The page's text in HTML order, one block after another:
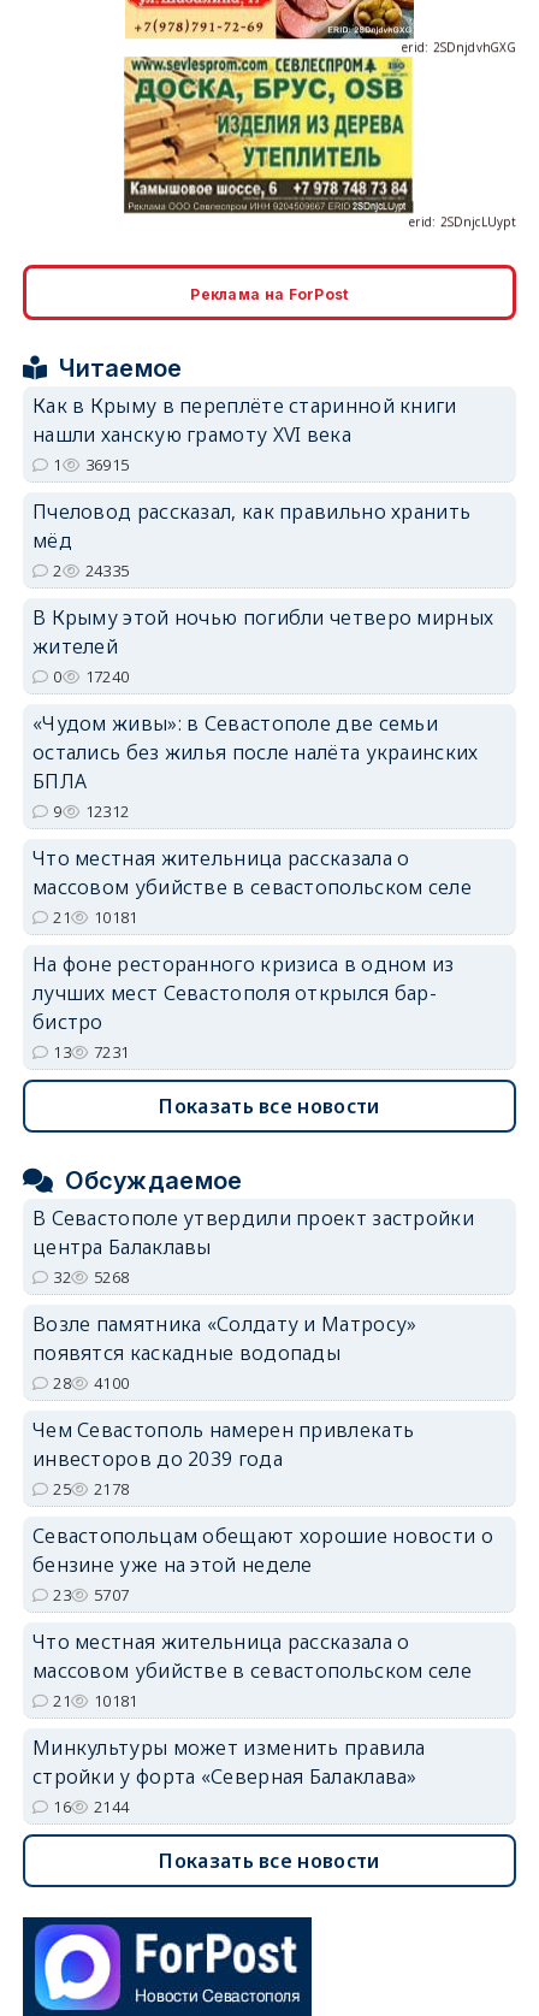
erid: 2SDnjcrDNw6
Реклама на ForPost
Читаемое
Как в Крыму в переплёте старинной книги
нашли ханскую грамоту XVI века
1 36915
Пчеловод рассказал, как правильно хранить
мёд
2 24335
В Крыму этой ночью погибли четверо мирных
жителей
0 17240
«Чудом живы»: в Севастополе две семьи
остались без жилья после налёта украинских
БПЛА
9 12312
Что местная жительница рассказала о
массовом убийстве в севастопольском селе
21 10181
На фоне ресторанного кризиса в одном из
лучших мест Севастополя открылся бар-
бистро
13 7231
Показать все новости
Обсуждаемое
В Севастополе утвердили проект застройки
центра Балаклавы
32 5268
Возле памятника «Солдату и Матросу»
появятся каскадные водопады
28 4100
Чем Севастополь намерен привлекать
инвесторов до 2039 года
25 2178
Севастопольцам обещают хорошие новости о
бензине уже на этой неделе
23 5707
Что местная жительница рассказала о
массовом убийстве в севастопольском селе
21 10181
Минкультуры может изменить правила
стройки у форта «Северная Балаклава»
16 2144
Показать все новости